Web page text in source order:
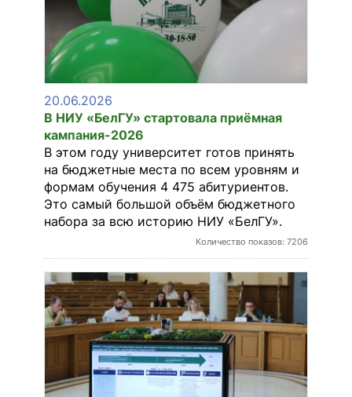
20.06.2026
В НИУ «БелГУ» стартовала приёмная
кампания-2026
В этом году университет готов принять
на бюджетные места по всем уровням и
формам обучения 4 475 абитуриентов.
Это самый большой объём бюджетного
набора за всю историю НИУ «БелГУ».
Количество показов: 7206